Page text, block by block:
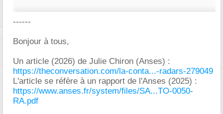
------
Bonjour à tous,
Un article (2026) de Julie Chiron (Anses) :
https://theconversation.com/la-conta...-radars-279049
L'article se réfère à un rapport de l'Anses (2025) :
https://www.anses.fr/system/files/SA...TO-0050-
RA.pdf